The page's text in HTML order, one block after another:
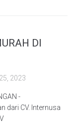
DI
2023
-
dari CV. Internusa